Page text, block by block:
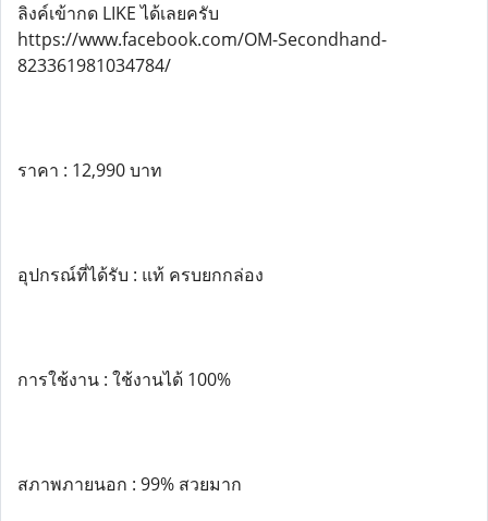
ลิงค์เข้ากด LIKE ได้เลยครับ
https://www.facebook.com/OM-Secondhand-
823361981034784/
ราคา : 12,990 บาท
อุปกรณ์ที่ได้รับ : แท้ ครบยกกล่อง
การใช้งาน : ใช้งานได้ 100%
สภาพภายนอก : 99% สวยมาก